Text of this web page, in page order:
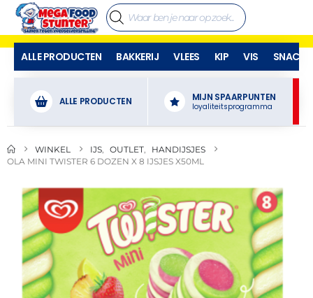
ALLE PRODUCTEN BAKKERIJ VLEES KIP VIS SNACKS
ALLE PRODUCTEN MIJN SPAARPUNTEN
loyaliteitsprogramma
WINKEL IJS OUTLET
HANDIJSJES
OLA MINI TWISTER 6 DOZEN X 8 IJSJES X50ML